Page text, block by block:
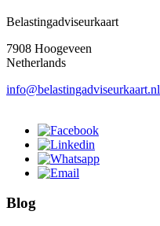
Belastingadviseurkaart
7908 Hoogeveen
Netherlands
info@belastingadviseurkaart.nl
Blog